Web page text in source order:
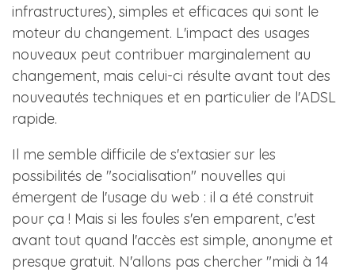
infrastructures), simples et efficaces qui sont le
moteur du changement. L'impact des usages
nouveaux peut contribuer marginalement au
changement, mais celui-ci résulte avant tout des
nouveautés techniques et en particulier de l'ADSL
rapide.
Il me semble difficile de s'extasier sur les
possibilités de "socialisation" nouvelles qui
émergent de l'usage du web : il a été construit
pour ça ! Mais si les foules s'en emparent, c'est
avant tout quand l'accès est simple, anonyme et
presque gratuit. N'allons pas chercher "midi à 14